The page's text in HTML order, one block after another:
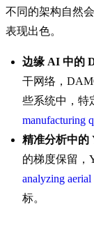
不同的架构自然
表现出色。
边缘 AI 中的
干网络，
些系统中，特
manufacturing
精准分析中的
的梯度保留，
analyzing
标。